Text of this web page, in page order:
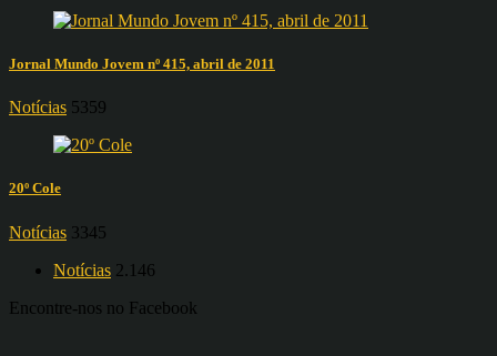
Jornal Mundo Jovem nº 415, abril de 2011
Notícias 5359
20º Cole
Notícias 3345
Notícias 2.146
Encontre-nos no Facebook